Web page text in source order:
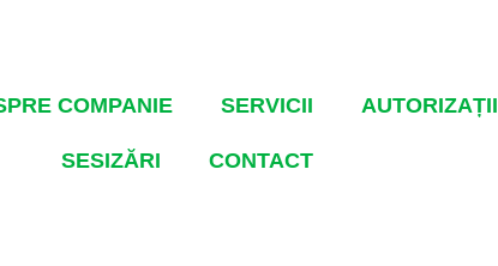
COMPANIE SERVICII AUTORIZAȚII
SESIZĂRI CONTACT